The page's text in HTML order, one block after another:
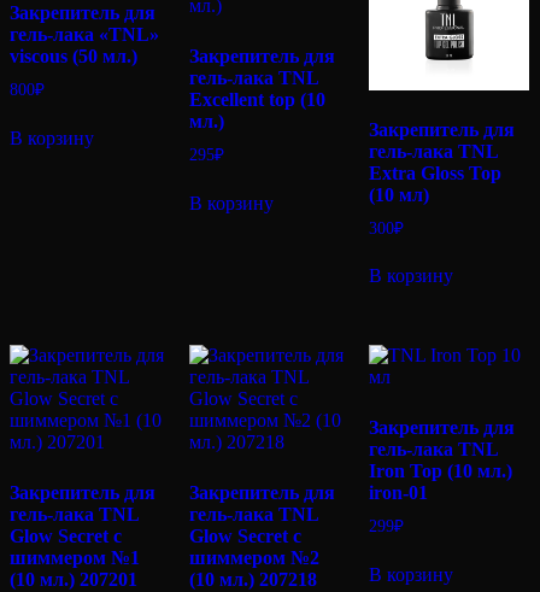
Закрепитель для
гель-лака «TNL»
viscous (50 мл.)
800₽
В корзину
Закрепитель для
гель-лака TNL
Excellent top (10
мл.)
295₽
В корзину
Закрепитель для
гель-лака TNL
Extra Gloss Top
(10 мл)
300₽
В корзину
Закрепитель для
гель-лака TNL
Glow Secret с
шиммером №1
(10 мл.) 207201
Закрепитель для
гель-лака TNL
Glow Secret с
шиммером №2
(10 мл.) 207218
Закрепитель для
гель-лака TNL
Iron Top (10 мл.)
iron-01
299₽
В корзину